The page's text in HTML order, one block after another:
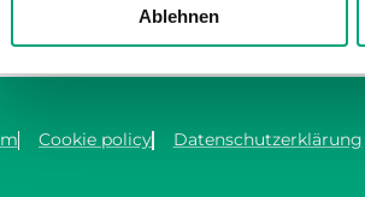
Ablehnen
Cookie policy Datenschutzerklärung